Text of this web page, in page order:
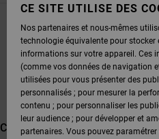
NE PARTEZ PAS TROP
SERONT BIENTÔT DE
CES PRODUITS POURRAIENT
CE SITE UTILISE DES
Nos partenaires et nous-mêmes
technologie équivalente pour stocker
informations sur votre appareil. Ces
(comme vos données de navigation
utilisées pour vous présenter des
personnalisés ; pour mesurer la
contenu ; pour personnaliser les
leur audience ; pour développer et
partenaires. Vous pouvez